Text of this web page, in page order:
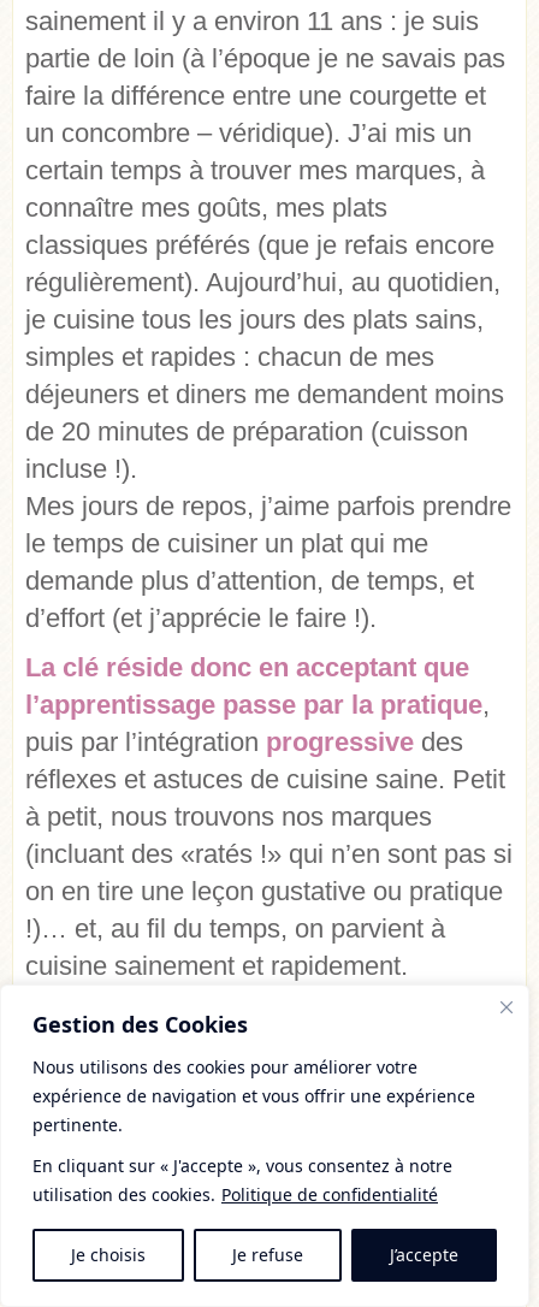
Gestion des Cookies
Nous utilisons des cookies pour améliorer votre
expérience de navigation et vous offrir une expérience
pertinente.
En cliquant sur « J'accepte », vous consentez à notre
utilisation des cookies. Politique de confidentialité
Je choisis Je refuse J’accepte
sainement il y a environ 11 ans : je suis
partie de loin (à l’époque je ne savais pas
faire la différence entre une courgette et
un concombre – véridique). J’ai mis un
certain temps à trouver mes marques, à
connaître mes goûts, mes plats
classiques préférés (que je refais encore
régulièrement). Aujourd’hui, au quotidien,
je cuisine tous les jours des plats sains,
simples et rapides : chacun de mes
déjeuners et diners me demandent moins
de 20 minutes de préparation (cuisson
incluse !).
Mes jours de repos, j’aime parfois prendre
le temps de cuisiner un plat qui me
demande plus d’attention, de temps, et
d’effort (et j’apprécie le faire !).
La clé réside donc en acceptant que
l’apprentissage passe par la pratique,
puis par l’intégration progressive des
réflexes et astuces de cuisine saine. Petit
à petit, nous trouvons nos marques
(incluant des «ratés !» qui n’en sont pas si
on en tire une leçon gustative ou pratique
!)… et, au fil du temps, on parvient à
cuisine sainement et rapidement.
préparation par repas
jour.
Personnellement, certains ouvrages m’ont
beaucoup aidée à apprendre à cuisiner
sainement et simplement : ce sont mes
«classiques chouchous» que j’ailistés
précieusement ici.